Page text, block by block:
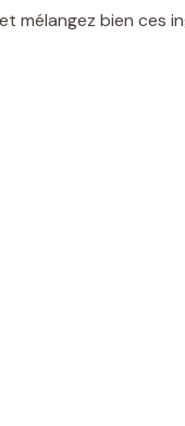
mélangez bien ces